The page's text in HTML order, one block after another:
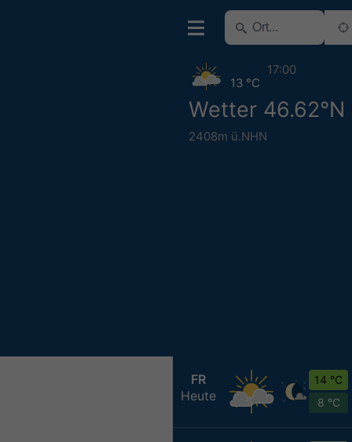
Wetter 46.62°N
2408m ü.NHN
13 °C
17:00
FR
Heute
14 °C
8 °C